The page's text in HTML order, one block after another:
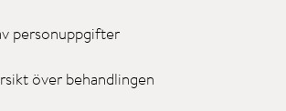
personuppgifter
över behandlingen